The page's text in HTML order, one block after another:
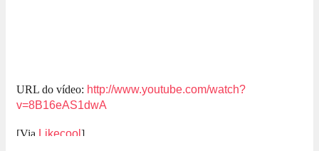
URL do vídeo: http://www.youtube.com/watch?
v=8B16eAS1dwA
[Via Likecool]